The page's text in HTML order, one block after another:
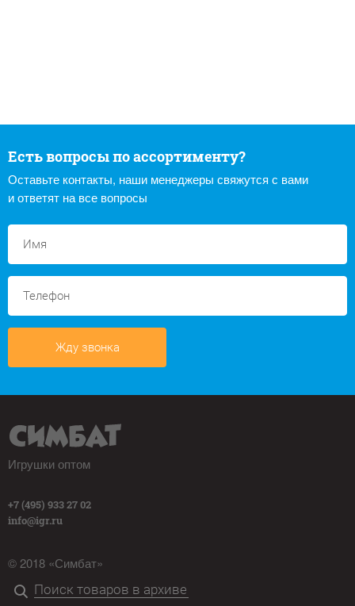
Есть вопросы по ассортименту?
Оставьте контакты, наши менеджеры свяжутся с вами
и ответят на все вопросы
Жду звонка
Игрушки оптом
+7 (495) 933 27 02
info@igr.ru
© 2018 «Симбат»